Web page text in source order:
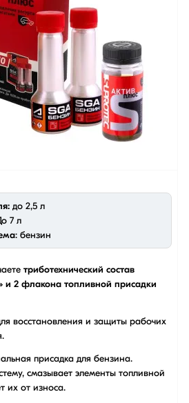
до 2,5 л
7 л
: бензин
триботехнический состав
и 2 флакона топливной присадки
восстановления и защиты рабочих
присадка для бензина.
смазывает элементы топливной
их от износа.